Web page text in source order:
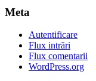
Meta
Autentificare
Flux intrări
Flux comentarii
WordPress.org